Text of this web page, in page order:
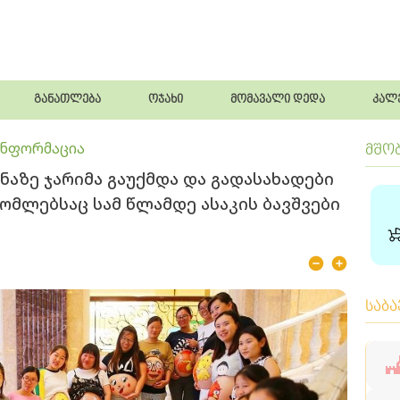
განათლება ოჯახი მომავალი დედა
ჯარიმა გაუქმდა და გადასახადები
სამ წლამდე ასაკის ბავშვები